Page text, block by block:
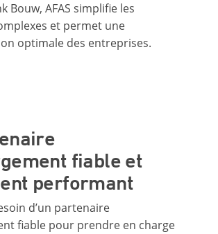
Bouw, AFAS simplifie les
et permet une
optimale des entreprises.
fiable et
performant
d’un partenaire
fiable pour prendre en charge